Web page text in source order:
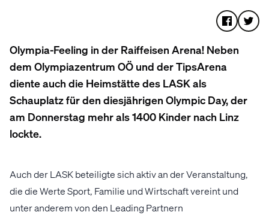
Olympia-Feeling in der Raiffeisen Arena! Neben
dem Olympiazentrum OÖ und der TipsArena
diente auch die Heimstätte des LASK als
Schauplatz für den diesjährigen Olympic Day, der
am Donnerstag mehr als 1400 Kinder nach Linz
lockte.
Auch der LASK beteiligte sich aktiv an der Veranstaltung,
die die Werte Sport, Familie und Wirtschaft vereint und
unter anderem von den Leading Partnern